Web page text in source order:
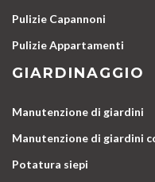
Pulizie Capannoni
Pulizie Appartamenti
GIARDINAGGIO
Manutenzione di giardini
Manutenzione di giardini
Potatura siepi